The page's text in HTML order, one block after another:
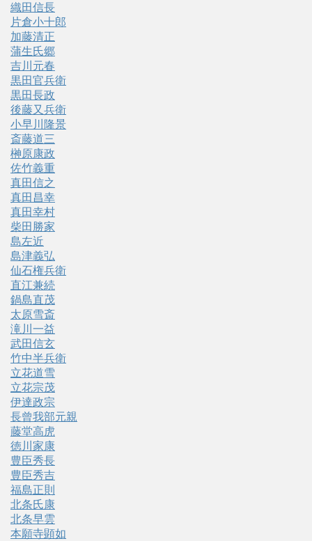
織田信長
片倉小十郎
加藤清正
蒲生氏郷
吉川元春
黒田官兵衛
黒田長政
後藤又兵衛
小早川隆景
斎藤道三
榊原康政
佐竹義重
真田信之
真田昌幸
真田幸村
柴田勝家
島左近
島津義弘
仙石権兵衛
直江兼続
鍋島直茂
太原雪斎
滝川一益
武田信玄
竹中半兵衛
立花道雪
立花宗茂
伊達政宗
長曾我部元親
藤堂高虎
徳川家康
豊臣秀長
豊臣秀吉
福島正則
北条氏康
北条早雲
本願寺顕如